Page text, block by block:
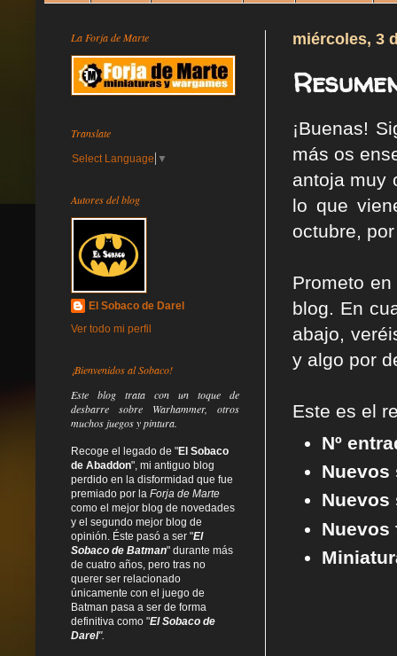
miércoles, 3
¡Buenas!
más os
antoja muy
lo que
octubre,
Prometo
blog. En
abajo,
y algo por
Este es el
Nº
Nuevos
Nuevos
Nuevos
La Forja de Marte
Translate
Select Language ▼
Autores del blog
El Sobaco de Darel
Ver todo mi perfil
¡Bienvenidos al Sobaco!
Este blog trata con un toque de
desbarre sobre Warhammer, otros
muchos juegos y pintura.
Recoge el legado de "El Sobaco
de Abaddon", mi antiguo blog
perdido en la disformidad que fue
premiado por la Forja de Marte
como el mejor blog de novedades
y el segundo mejor blog de
opinión. Éste pasó a ser "El
Sobaco de Batman" durante más
de cuatro años, pero tras no
querer ser relacionado
únicamente con el juego de
Batman pasa a ser de forma
definitiva como "El Sobaco de
Darel".